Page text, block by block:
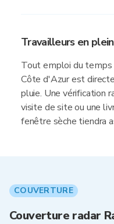
Travailleurs en
Tout emploi du temps
Côte d'Azur est
pluie. Une vérification
visite de site ou une
fenêtre sèche tiendra
COUVERTURE
Couverture radar